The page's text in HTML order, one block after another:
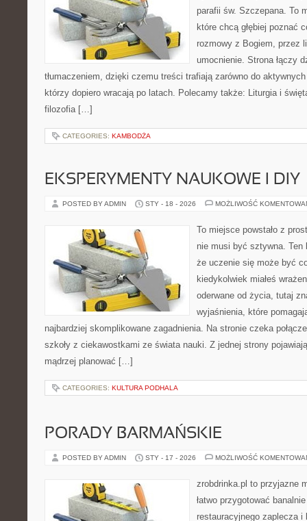
parafii św. Szczepana. To
które chcą głębiej poznać
rozmowy z Bogiem, przez
umocnienie. Strona łączy
tłumaczeniem, dzięki czemu treści trafiają zarówno do
którzy dopiero wracają po latach. Polecamy także: Liturgia i
filozofia […]
CATEGORIES: KAMBODŻA
EKSPERYMENTY NAUKOWE I DIY
POSTED BY ADMIN STY - 18 - 2026 MOŻLIWOŚĆ
To miejsce powstało z
nie musi być sztywna.
że uczenie się może być
kiedykolwiek miałeś
oderwane od życia, tutaj
wyjaśnienia, które
najbardziej skomplikowane zagadnienia. Na stronie czeka
szkoły z ciekawostkami ze świata nauki. Z jednej strony
mądrzej planować […]
CATEGORIES: KULTURA PODHALA
PORADY BARMAŃSKIE
POSTED BY ADMIN STY - 17 - 2026 MOŻLIWOŚĆ
zrobdrinka.pl to przyjazne
łatwo przygotować
restauracyjnego zaplecza i